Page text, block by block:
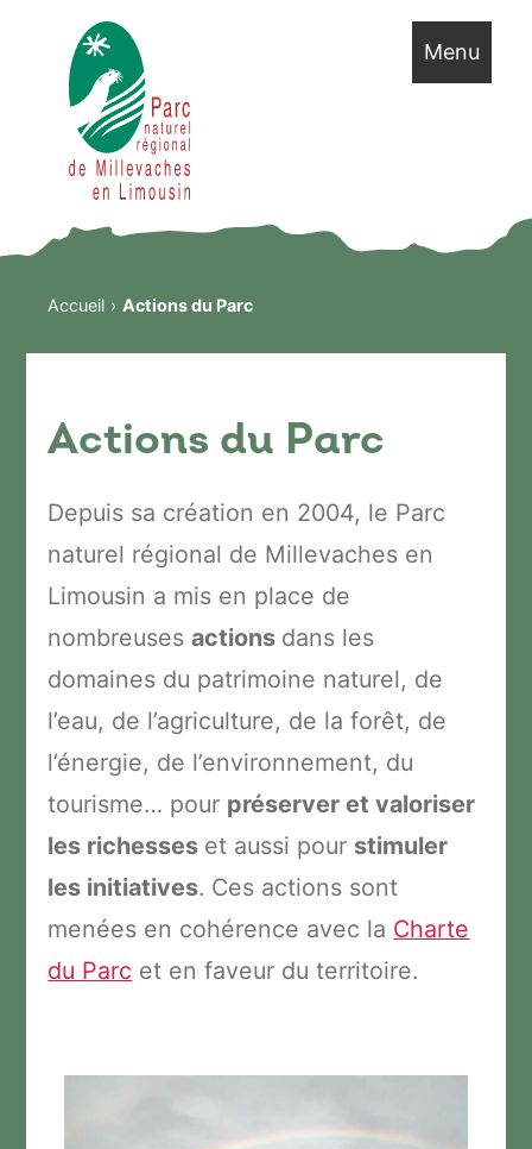
Menu
Accueil Actions du Parc
Actions du Parc
Depuis sa création en 2004, le Parc
naturel régional de Millevaches en
Limousin a mis en place de
nombreusesactions dans les
domaines du patrimoine naturel, de
l’eau, de l’agriculture, de la forêt, de
l’énergie, de l’environnement, du
tourisme… pour préserver et valoriser
les richesses et aussi pour stimuler
les initiatives. Ces actions sont
menées en cohérence avec la Charte
du Parc et en faveur du territoire.